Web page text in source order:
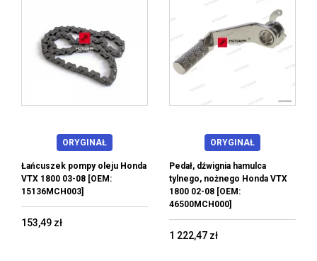
ORYGINAŁ
Łańcuszek pompy oleju Honda
VTX 1800 03-08 [OEM:
15136MCH003]
153,49 zł
ORYGINAŁ
Pedał, dźwignia hamulca
tylnego, nożnego Honda VTX
1800 02-08 [OEM:
46500MCH000]
1 222,47 zł